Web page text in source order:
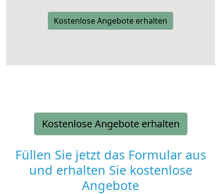
Kostenlose Angebote erhalten
Kostenlose Angebote erhalten
Füllen Sie jetzt das Formular aus
und erhalten Sie kostenlose
Angebote